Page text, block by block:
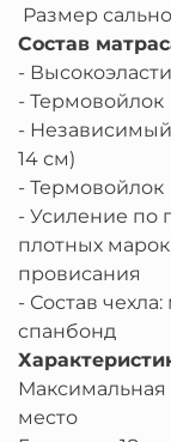
Размер
Состав
-
- Термовойлок
-
14 см)
- Термовойлок
- Усиление по
плотных
провисания
- Состав
спанбонд
Максимальная
место